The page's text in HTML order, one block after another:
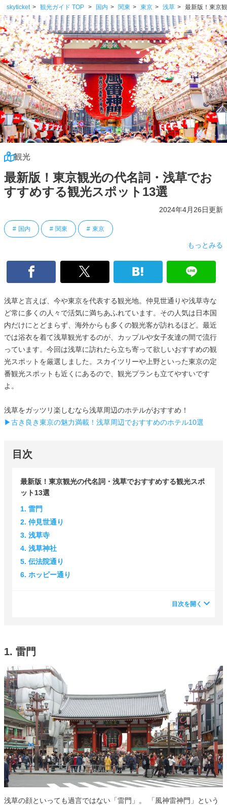
skyticket 観光ガイド TOP 国内 関東 東京 浅草 最新版！東京
観光
最新版！東京観光の代名詞・浅草でお
すすめする観光スポット13選
2024年4月26日更新
国内 関東 東京
もっとみる
浅草と言えば、今や東京を代表する観光地。仲見世通りや浅草寺な
ど常に多くの人々で活気に満ちあふれています。その人気は日本国
内だけにとどまらず、海外からも多くの観光客が訪れるほど。最近
では浴衣を着て浅草観光するのが、カップルや女子友達の間で流行
っています。今回は浅草に訪れたら立ち寄って欲しいおすすめの観
光スポットを厳選しました。スカイツリーや上野といった東京の定
番観光スポットも近くにあるので、観光プランも立てやすいです
よ。
浅草をガッツリ楽しむなら浅草周辺のホテルがおすすめ！
▶古き良き東京の魅力満載！浅草周辺でおすすめのホテル10選
目次
最新版！東京観光の代名詞・浅草でおすすめする観光スポ
ット13選
1. 雷門
2. 仲見世通り
3. 浅草寺
4. 浅草神社
5. 伝法院通り
6. ホッピー通り
目次を開く
1. 雷門
浅草の顔といっても過言ではない「雷門」。 「風神雷神門」という